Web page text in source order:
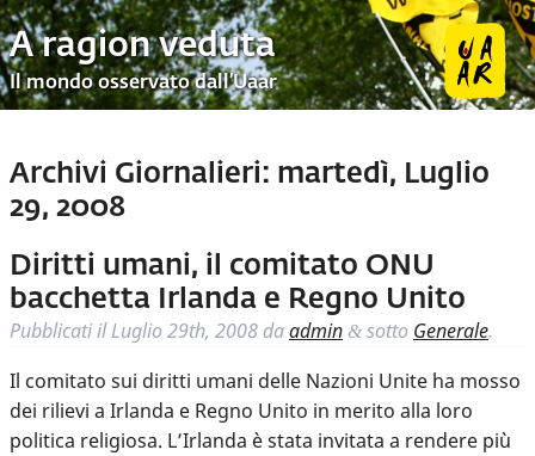
A ragion veduta
Il mondo osservato dall’Uaar
Archivi Giornalieri: martedì, Luglio
29, 2008
Diritti umani, il comitato ONU
bacchetta Irlanda e Regno Unito
Pubblicati ilLuglio 29th, 2008 daadmin & sotto Generale.
Il comitato sui diritti umani delle Nazioni Unite ha mosso
dei rilievi a Irlanda e Regno Unito in merito alla loro
politica religiosa. L’Irlanda è stata invitata a rendere più